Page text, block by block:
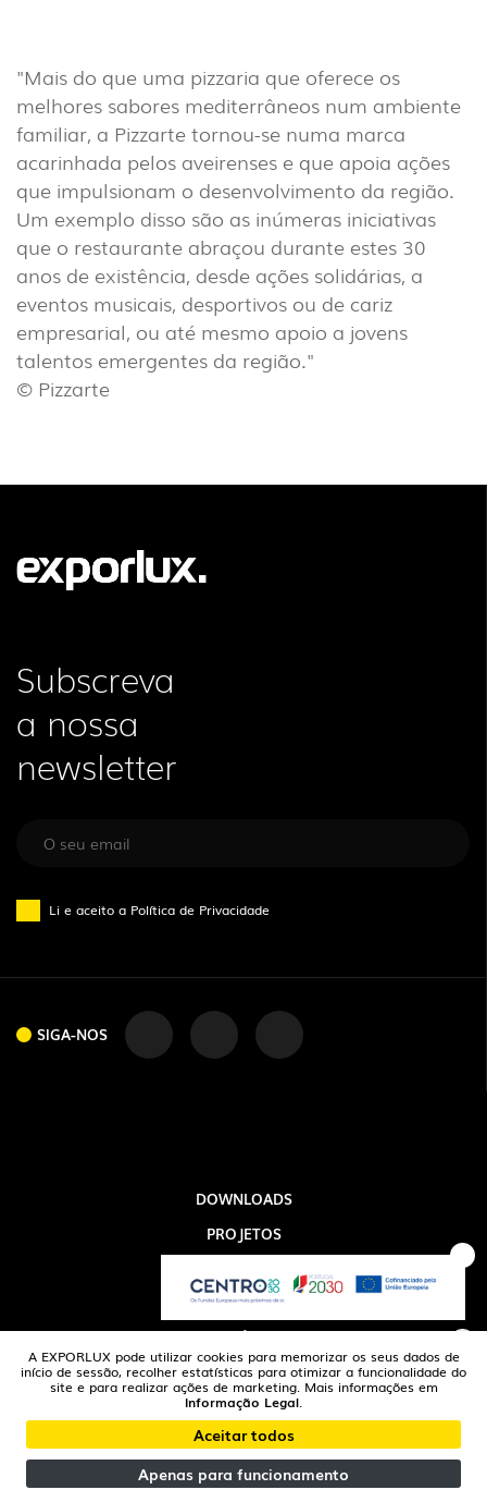
INDUSTRIAL (7)
DOWNLOADS
PROJETOS
INFORMAÇÃO LEGAL
NOTÍCIAS
CONTACTOS
DENÚNCIAS
"Mais do que uma pizzaria que oferece os
melhores sabores mediterrâneos num ambiente
familiar, a Pizzarte tornou-se numa marca
acarinhada pelos aveirenses e que apoia ações
que impulsionam o desenvolvimento da região.
Um exemplo disso são as inúmeras iniciativas
que o restaurante abraçou durante estes 30
anos de existência, desde ações solidárias, a
eventos musicais, desportivos ou de cariz
empresarial, ou até mesmo apoio a jovens
talentos emergentes da região."
© Pizzarte
A EXPORLUX pode utilizar cookies para memorizar os seus dados de
início de sessão, recolher estatísticas para otimizar a funcionalidade do
site e para realizar ações de marketing. Mais informações em
Informação Legal.
Aceitar todos
Apenas para funcionamento
Subscreva
a nossa
newsletter
Li e aceito a Política de Privacidade
SIGA-NOS
DOWNLOADS
PROJETOS
A EXPORLUX
NOTÍCIAS
CONTACTOS
DENÚNCIAS
© 2026 exporlux | Todos os Direitos Reservados
developed bycritec